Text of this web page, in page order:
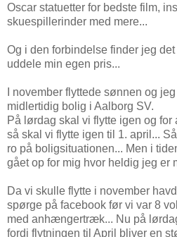
Oscar statuetter for bedste film,
skuespillerinder med mere...
Og i den forbindelse finder jeg
uddele min egen pris...
I november flyttede sønnen og
midlertidig bolig i Aalborg SV.
På lørdag skal vi flytte igen og
så skal vi flytte igen til 1. april...
ro på boligsituationen... Men i
gået op for mig hvor heldig jeg er
Da vi skulle flytte i november
spørge på facebook før vi var 8
med anhængertræk... Nu på
fordi flytningen til April bliver en